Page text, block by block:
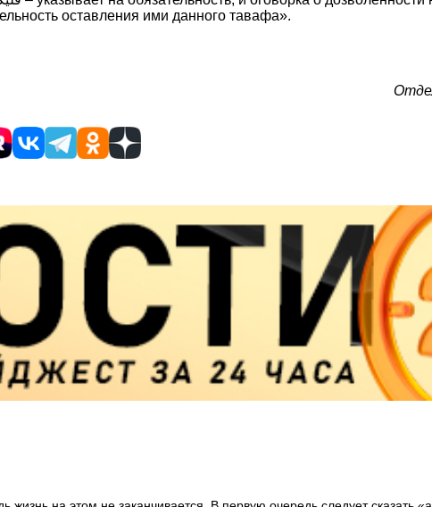
оставления ими данного тавафа».